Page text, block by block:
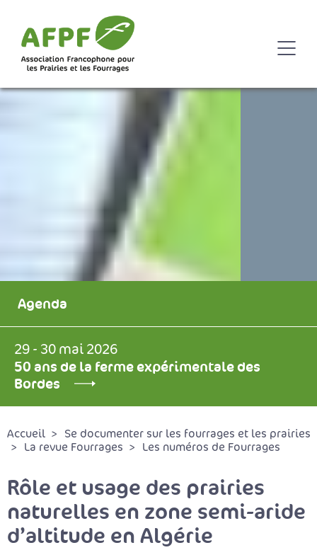
Agenda
29 - 30 mai 2026
50 ans de la ferme expérimentale des
Bordes
Accueil
Se documenter sur les fourrages et les prairies
La revue Fourrages
Les numéros de Fourrages
Rôle et usage des prairies
naturelles en zone semi-aride
d’altitude en Algérie